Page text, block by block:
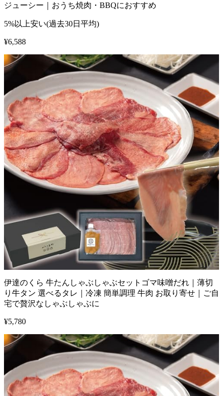
ジューシー｜おうち焼肉・BBQにおすすめ
5%以上安い(過去30日平均)
¥6,588
伊達のくら 牛たんしゃぶしゃぶセットゴマ味噌だれ｜薄切
り牛タン 選べるタレ｜冷凍 簡単調理 牛肉 お取り寄せ｜ご自
宅で贅沢なしゃぶしゃぶに
¥5,780